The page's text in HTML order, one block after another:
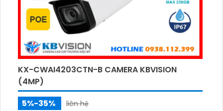
KX-CWAI4203CTN-B CAMERA KBVISION
(4MP)
5%-35%
liên hệ